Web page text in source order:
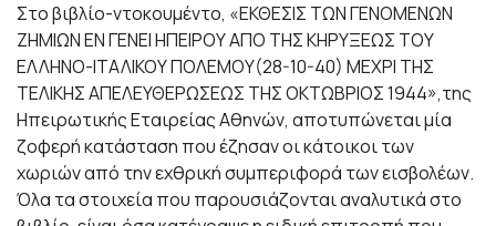
Στο βιβλίο-ντοκουμέντο, «ΕΚΘΕΣΙΣ ΤΩΝ ΓΕΝΟΜΕΝΩΝ
ΖΗΜΙΩΝ ΕΝ ΓΕΝΕΙ ΗΠΕΙΡΟΥ ΑΠΟ ΤΗΣ ΚΗΡΥΞΕΩΣ ΤΟΥ
ΕΛΛΗΝΟ-ΙΤΑΛΙΚΟΥ ΠΟΛΕΜΟΥ(28-10-40) ΜΕΧΡΙ ΤΗΣ
ΤΕΛΙΚΗΣ ΑΠΕΛΕΥΘΕΡΩΣΕΩΣ ΤΗΣ ΟΚΤΩΒΡΙΟΣ 1944»,της
Ηπειρωτικής Εταιρείας Αθηνών, αποτυπώνεται μία
ζοφερή κατάσταση που έζησαν οι κάτοικοι των
χωριών από την εχθρική συμπεριφορά των εισβολέων.
Όλα τα στοιχεία που παρουσιάζονται αναλυτικά στο